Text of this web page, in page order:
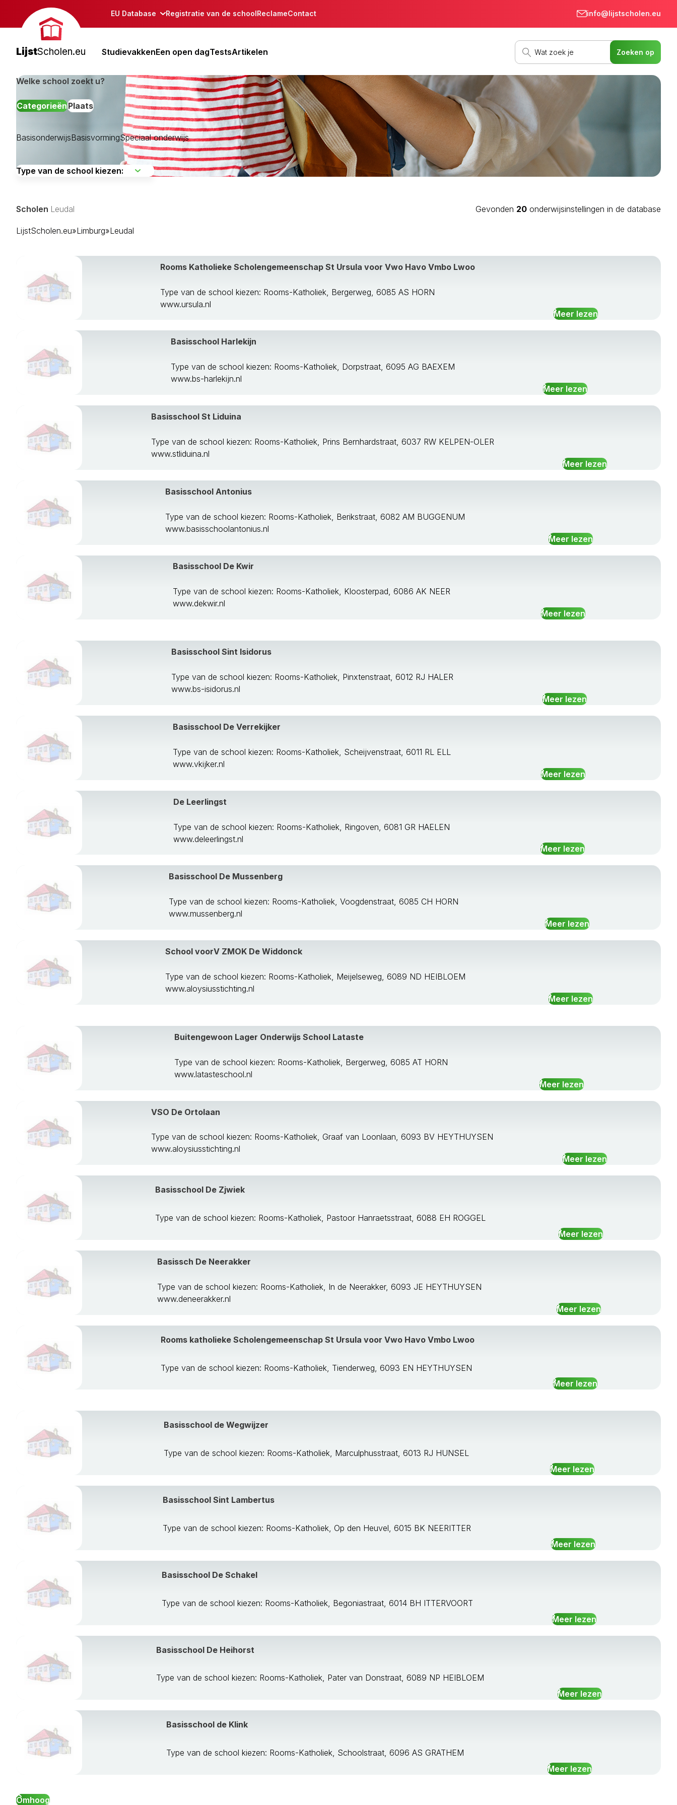
EU Database Registratie van de schoolReclameContact info@lijstscholen.eu
LijstScholen.eu StudievakkenEen open dagTestsArtikelen
Welke school zoekt u?
CategorieënPlaats
BasisonderwijsBasisvormingSpeciaal onderwijs
Gennep
Gulpen-Wittem
Horst Aan De Maas
Kerkrade
Maasgouw
Meerssen
Mook En Middelaar
Onderbanken
Roerdalen
Roermond
Stein
Valkenburg Aan De Geul
Venlo
Voerendaal
Weert
Scholen Leudal Gevonden 20 onderwijsinstellingen in de database
LijstScholen.eu»Limburg»Leudal
Rooms Katholieke Scholengemeenschap St Ursula voor Vwo Havo Vmbo Lwoo
Type van de school kiezen: Rooms-Katholiek, Bergerweg, 6085 AS HORN
www.ursula.nl
Meer lezen
Basisschool Harlekijn
Type van de school kiezen: Rooms-Katholiek, Dorpstraat, 6095 AG BAEXEM
www.bs-harlekijn.nl
Meer lezen
Basisschool St Liduina
Type van de school kiezen: Rooms-Katholiek, Prins Bernhardstraat, 6037 RW KELPEN-OLER
www.stliduina.nl
Meer lezen
Basisschool Antonius
Type van de school kiezen: Rooms-Katholiek, Berikstraat, 6082 AM BUGGENUM
www.basisschoolantonius.nl
Meer lezen
Basisschool De Kwir
Type van de school kiezen: Rooms-Katholiek, Kloosterpad, 6086 AK NEER
www.dekwir.nl
Meer lezen
Basisschool Sint Isidorus
Type van de school kiezen: Rooms-Katholiek, Pinxtenstraat, 6012 RJ HALER
www.bs-isidorus.nl
Meer lezen
Basisschool De Verrekijker
Type van de school kiezen: Rooms-Katholiek, Scheijvenstraat, 6011 RL ELL
www.vkijker.nl
Meer lezen
De Leerlingst
Type van de school kiezen: Rooms-Katholiek, Ringoven, 6081 GR HAELEN
www.deleerlingst.nl
Meer lezen
Basisschool De Mussenberg
Type van de school kiezen: Rooms-Katholiek, Voogdenstraat, 6085 CH HORN
www.mussenberg.nl
Meer lezen
School voorV ZMOK De Widdonck
Type van de school kiezen: Rooms-Katholiek, Meijelseweg, 6089 ND HEIBLOEM
www.aloysiusstichting.nl
Meer lezen
Buitengewoon Lager Onderwijs School Lataste
Type van de school kiezen: Rooms-Katholiek, Bergerweg, 6085 AT HORN
www.latasteschool.nl
Meer lezen
VSO De Ortolaan
Type van de school kiezen: Rooms-Katholiek, Graaf van Loonlaan, 6093 BV HEYTHUYSEN
www.aloysiusstichting.nl
Meer lezen
Basisschool De Zjwiek
Type van de school kiezen: Rooms-Katholiek, Pastoor Hanraetsstraat, 6088 EH ROGGEL
Meer lezen
Basissch De Neerakker
Type van de school kiezen: Rooms-Katholiek, In de Neerakker, 6093 JE HEYTHUYSEN
www.deneerakker.nl
Meer lezen
Rooms katholieke Scholengemeenschap St Ursula voor Vwo Havo Vmbo Lwoo
Type van de school kiezen: Rooms-Katholiek, Tienderweg, 6093 EN HEYTHUYSEN
Meer lezen
Basisschool de Wegwijzer
Type van de school kiezen: Rooms-Katholiek, Marculphusstraat, 6013 RJ HUNSEL
Meer lezen
Basisschool Sint Lambertus
Type van de school kiezen: Rooms-Katholiek, Op den Heuvel, 6015 BK NEERITTER
Meer lezen
Basisschool De Schakel
Type van de school kiezen: Rooms-Katholiek, Begoniastraat, 6014 BH ITTERVOORT
Meer lezen
Basisschool De Heihorst
Type van de school kiezen: Rooms-Katholiek, Pater van Donstraat, 6089 NP HEIBLOEM
Meer lezen
Basisschool de Klink
Type van de school kiezen: Rooms-Katholiek, Schoolstraat, 6096 AS GRATHEM
Meer lezen
Omhoog